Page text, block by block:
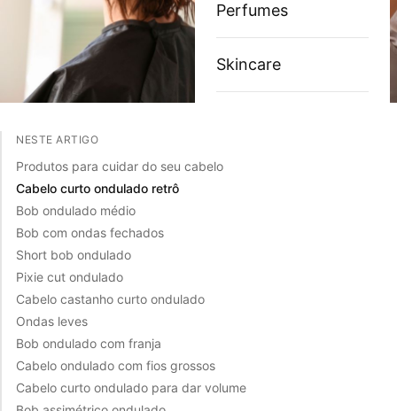
Perfumes
Skincare
NESTE ARTIGO
Produtos para cuidar do seu cabelo
Cabelo curto ondulado retrô
Bob ondulado médio
Bob com ondas fechados
Short bob ondulado
Pixie cut ondulado
Cabelo castanho curto ondulado
Ondas leves
Bob ondulado com franja
Cabelo ondulado com fios grossos
Cabelo curto ondulado para dar volume